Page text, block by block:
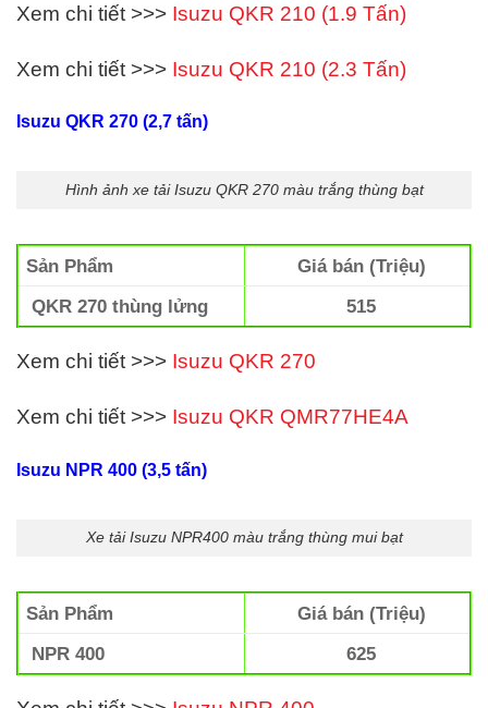
Xem chi tiết >>> Isuzu QKR 210 (1.9 Tấn)
Xem chi tiết >>> Isuzu QKR 210 (2.3 Tấn)
Isuzu QKR 270 (2,7 tấn)
Hình ảnh xe tải Isuzu QKR 270 màu trắng thùng bạt
Sản Phẩm
Giá bán (Triệu)
QKR 270 thùng lửng
515
Xem chi tiết >>> Isuzu QKR 270
Xem chi tiết >>> Isuzu QKR QMR77HE4A
Isuzu NPR 400 (3,5 tấn)
Xe tải Isuzu NPR400 màu trắng thùng mui bạt
Sản Phẩm
Giá bán (Triệu)
NPR 400
625